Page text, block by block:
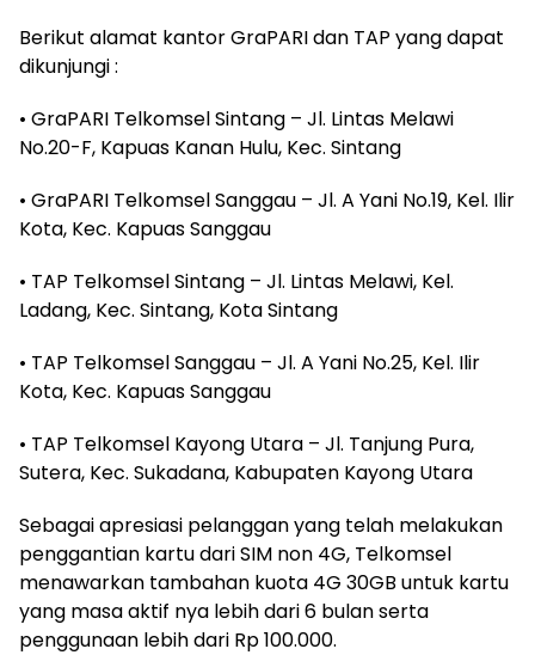
Berikut alamat kantor GraPARI dan TAP yang dapat
dikunjungi :
• GraPARI Telkomsel Sintang – Jl. Lintas Melawi
No.20-F, Kapuas Kanan Hulu, Kec. Sintang
• GraPARI Telkomsel Sanggau – Jl. A Yani No.19, Kel. Ilir
Kota, Kec. Kapuas Sanggau
• TAP Telkomsel Sintang – Jl. Lintas Melawi, Kel.
Ladang, Kec. Sintang, Kota Sintang
• TAP Telkomsel Sanggau – Jl. A Yani No.25, Kel. Ilir
Kota, Kec. Kapuas Sanggau
• TAP Telkomsel Kayong Utara – Jl. Tanjung Pura,
Sutera, Kec. Sukadana, Kabupaten Kayong Utara
Sebagai apresiasi pelanggan yang telah melakukan
penggantian kartu dari SIM non 4G, Telkomsel
menawarkan tambahan kuota 4G 30GB untuk kartu
yang masa aktif nya lebih dari 6 bulan serta
penggunaan lebih dari Rp 100.000.